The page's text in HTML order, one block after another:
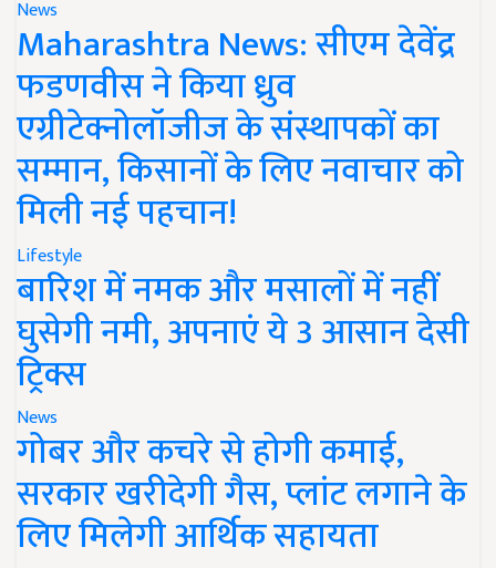
News
Maharashtra News: सीएम देवेंद्र
फडणवीस ने किया ध्रुव
एग्रीटेक्नोलॉजीज के संस्थापकों का
सम्मान, किसानों के लिए नवाचार को
मिली नई पहचान!
Lifestyle
बारिश में नमक और मसालों में नहीं
घुसेगी नमी, अपनाएं ये 3 आसान देसी
ट्रिक्स
News
गोबर और कचरे से होगी कमाई,
सरकार खरीदेगी गैस, प्लांट लगाने के
लिए मिलेगी आर्थिक सहायता